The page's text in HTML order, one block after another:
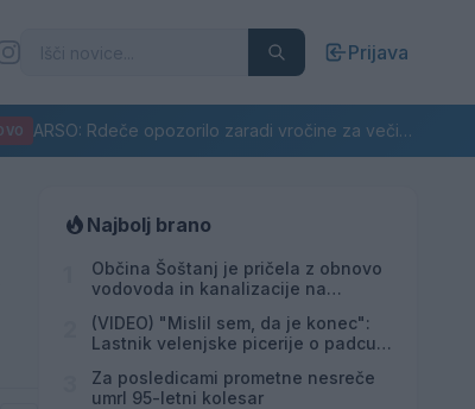
Prijava
ARSO: Rdeče opozorilo zaradi vročine za večino Slovenije
Najbolj brano
Občina Šoštanj je pričela z obnovo
vodovoda in kanalizacije na
(VIDEO) "Mislil sem, da je konec":
Lastnik velenjske picerije o padcu s
Za posledicami prometne nesreče
umrl 95-letni kolesar